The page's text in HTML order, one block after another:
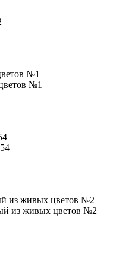
№1
№1
№1
живых цветов №2
из живых цветов №2
из живых цветов №2